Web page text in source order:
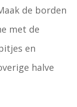
de borden
met de
en
halve